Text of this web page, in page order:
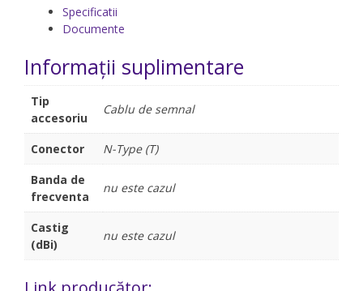
Specificatii
Documente
Informații suplimentare
Tip
accesoriu
Cablu de semnal
Conector
N-Type (T)
Banda de
frecventa
nu este cazul
Castig
(dBi)
nu este cazul